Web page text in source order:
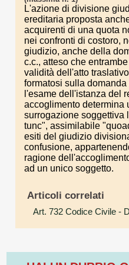
L'azione di divisione
ereditaria proposta
acquirenti di una quota
nei confronti di costoro,
giudizio, anche della
c.c., atteso che
validità dell'atto
formatosi sulla
l'esame dell'istanza del
accoglimento determina
surrogazione soggettiva
tunc", assimilabile
esiti del giudizio
confusione,
ragione
ad un unico soggetto.
Articoli correlati
Art. 732 Codice Civile -